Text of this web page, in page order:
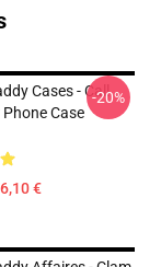
Cases - Call
Case
€
-20%